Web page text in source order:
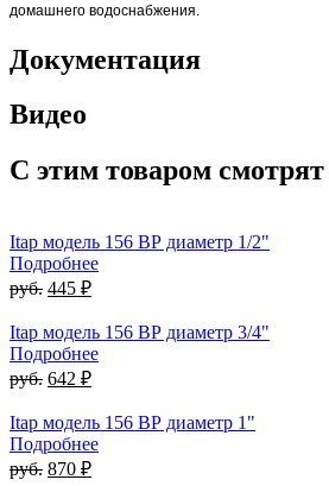
домашнего водоснабжения.
Документация
Видео
С этим товаром смотрят
Itap модель 156 ВР диаметр 1/2"
Подробнее
руб. 445 ₽
Itap модель 156 ВР диаметр 3/4"
Подробнее
руб. 642 ₽
Itap модель 156 ВР диаметр 1"
Подробнее
руб. 870 ₽